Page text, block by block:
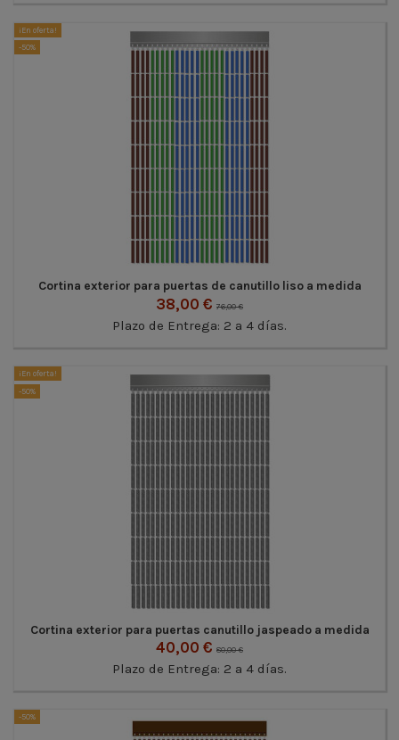
¡En oferta!
-50%
Cortina exterior para puertas de canutillo liso a medida
38,00 € 76,00 €
Plazo de Entrega: 2 a 4 días.
¡En oferta!
-50%
Cortina exterior para puertas canutillo jaspeado a medida
40,00 € 80,00 €
Plazo de Entrega: 2 a 4 días.
-50%